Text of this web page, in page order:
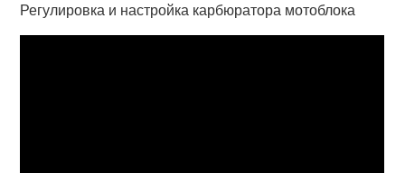
Регулировка и настройка карбюратора мотоблока